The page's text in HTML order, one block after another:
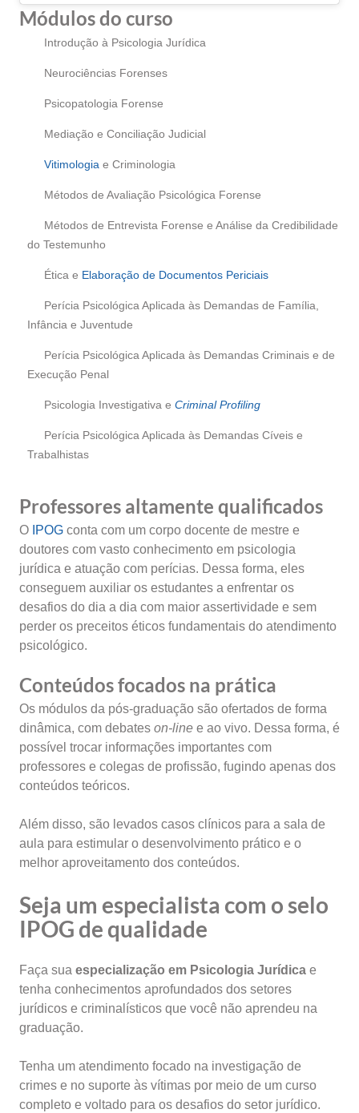
Módulos do curso
Introdução à Psicologia Jurídica
Neurociências Forenses
Psicopatologia Forense
Mediação e Conciliação Judicial
Vitimologia e Criminologia
Métodos de Avaliação Psicológica Forense
Métodos de Entrevista Forense e Análise da Credibilidade
do Testemunho
Ética e Elaboração de Documentos Periciais
Perícia Psicológica Aplicada às Demandas de Família,
Infância e Juventude
Perícia Psicológica Aplicada às Demandas Criminais e de
Execução Penal
Psicologia Investigativa e Criminal Profiling
Perícia Psicológica Aplicada às Demandas Cíveis e
Trabalhistas
Professores altamente qualificados
O IPOG conta com um corpo docente de mestre e
doutores com vasto conhecimento em psicologia
jurídica e atuação com perícias. Dessa forma, eles
conseguem auxiliar os estudantes a enfrentar os
desafios do dia a dia com maior assertividade e sem
perder os preceitos éticos fundamentais do atendimento
psicológico.
Conteúdos focados na prática
Os módulos da pós-graduação são ofertados de forma
dinâmica, com debates on-line e ao vivo. Dessa forma, é
possível trocar informações importantes com
professores e colegas de profissão, fugindo apenas dos
conteúdos teóricos.
Além disso, são levados casos clínicos para a sala de
aula para estimular o desenvolvimento prático e o
melhor aproveitamento dos conteúdos.
Seja um especialista com o selo
IPOG de qualidade
Faça sua especialização em Psicologia Jurídica e
tenha conhecimentos aprofundados dos setores
jurídicos e criminalísticos que você não aprendeu na
graduação.
Tenha um atendimento focado na investigação de
crimes e no suporte às vítimas por meio de um curso
completo e voltado para os desafios do setor jurídico.